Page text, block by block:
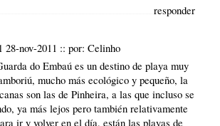
responder
1 28-nov-2011 :: por: Celinho
do Embaú es un destino de playa muy
mucho más ecológico y pequeño, la
son las de Pinheira, a las que incluso se
ya más lejos pero también relativamente
ir y volver en el día, están las playas de